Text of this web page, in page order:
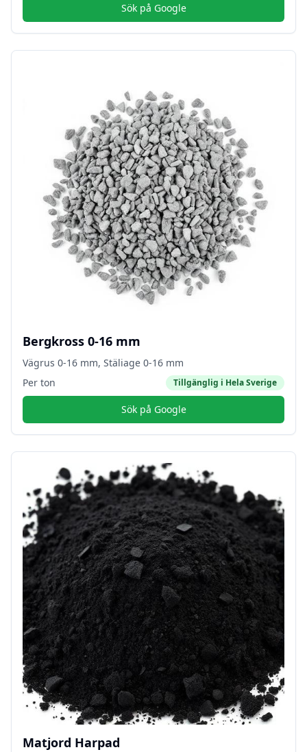
Sök på Google
Bergkross 0-16 mm
Vägrus 0-16 mm, Stäliage 0-16 mm
Per ton
Tillgänglig i Hela Sverige
Sök på Google
Matjord Harpad